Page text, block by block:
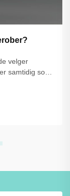
velger
samtidig som